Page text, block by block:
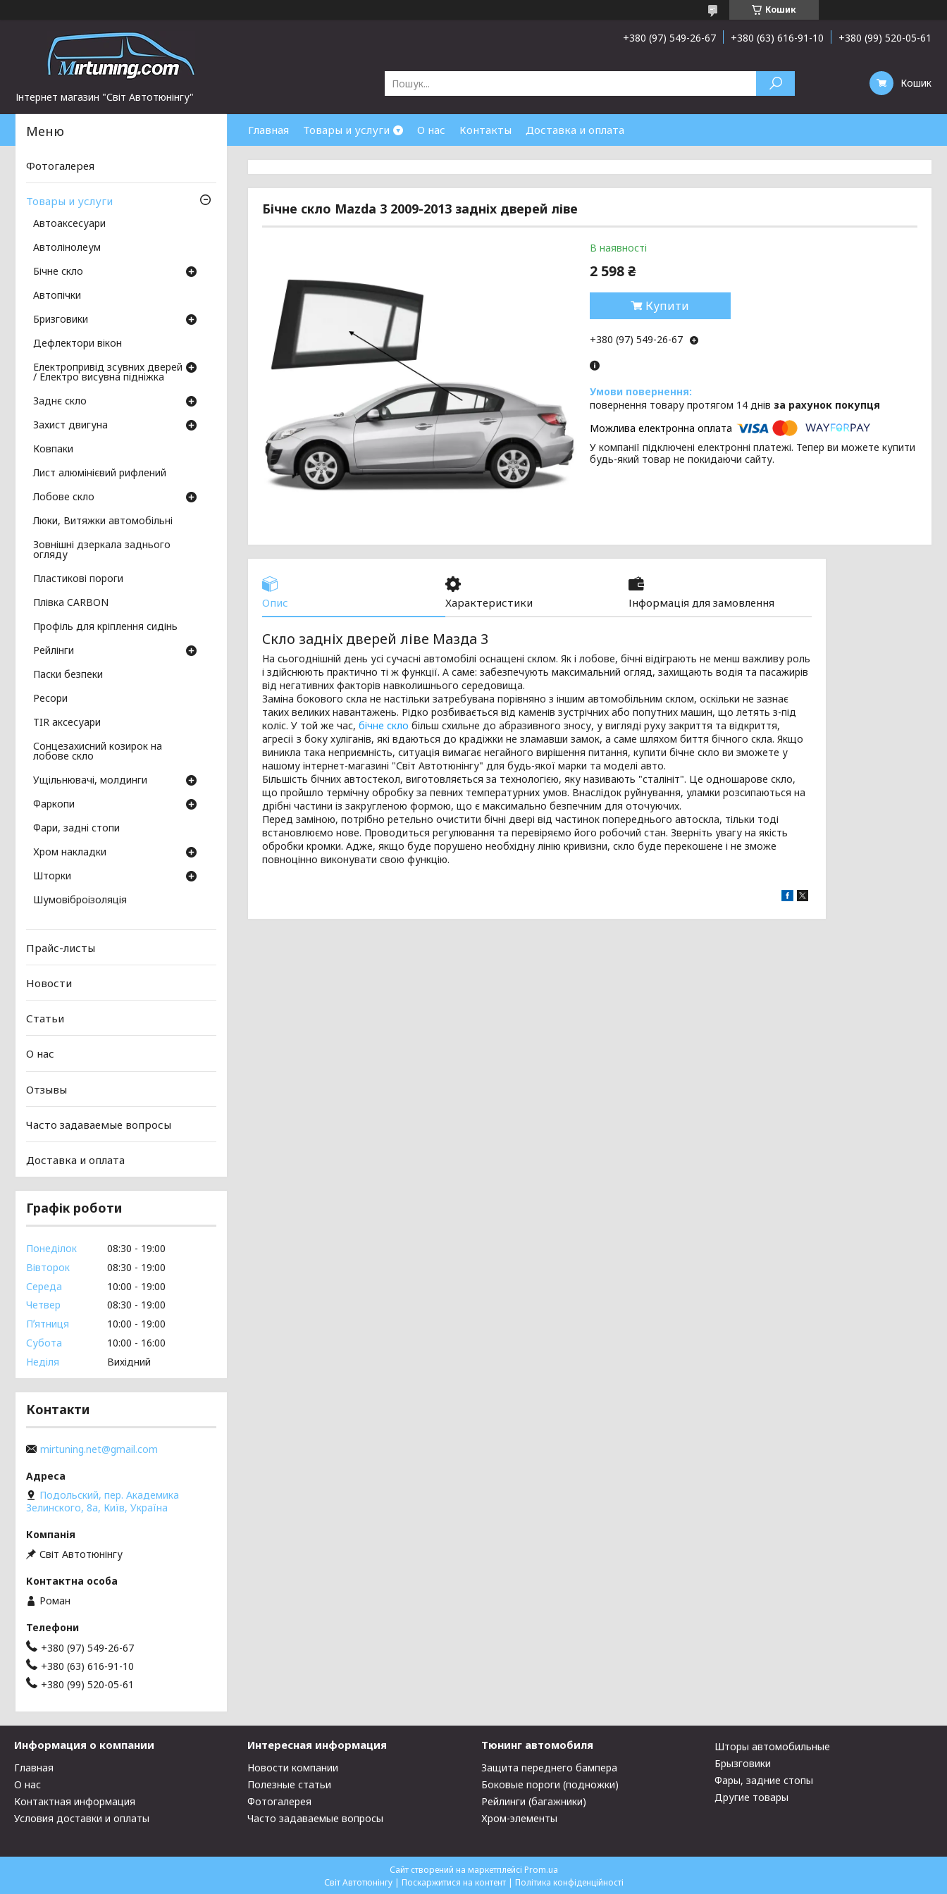
Кошик
Інтернет магазин "Світ Автотюнінгу"
+380 (97) 549-26-67 +380 (63) 616-91-10 +380 (99) 520-05-61
Кошик
Главная Товары и услуги О нас Контакты Доставка и оплата
Бічне скло Mazda 3 2009-2013 задніх дверей ліве
В наявності
2 598 ₴
Купити
+380 (97) 549-26-67
повернення товару протягом 14 днів за рахунок покупця
У компанії підключені електронні платежі. Тепер ви можете купити
будь-який товар не покидаючи сайту.
Опис Характеристики Інформація для замовлення
Скло задніх дверей ліве Мазда 3
На сьогоднішній день усі сучасні автомобілі оснащені склом. Як і лобове, бічні відіграють не менш важливу роль
і здійснюють практично ті ж функції. А саме: забезпечують максимальний огляд, захищають водія та пасажирів
від негативних факторів навколишнього середовища.
Заміна бокового скла не настільки затребувана порівняно з іншим автомобільним склом, оскільки не зазнає
таких великих навантажень. Рідко розбивається від каменів зустрічних або попутних машин, що летять з-під
коліс. У той же час, бічне скло більш схильне до абразивного зносу, у вигляді руху закриття та відкриття,
агресії з боку хуліганів, які вдаються до крадіжки не зламавши замок, а саме шляхом биття бічного скла. Якщо
виникла така неприємність, ситуація вимагає негайного вирішення питання, купити бічне скло ви зможете у
нашому інтернет-магазині "Світ Автотюнінгу" для будь-якої марки та моделі авто.
Більшість бічних автостекол, виготовляється за технологією, яку називають "сталініт". Це одношарове скло,
що пройшло термічну обробку за певних температурних умов. Внаслідок руйнування, уламки розсипаються на
дрібні частини із закругленою формою, що є максимально безпечним для оточуючих.
Перед заміною, потрібно ретельно очистити бічні двері від частинок попереднього автоскла, тільки тоді
встановлюємо нове. Проводиться регулювання та перевіряємо його робочий стан. Зверніть увагу на якість
обробки кромки. Адже, якщо буде порушено необхідну лінію кривизни, скло буде перекошене і не зможе
повноцінно виконувати свою функцію.
Фотогалерея
Товары и услуги
Автоаксесуари
Автолінолеум
Бічне скло
Автопічки
Бризговики
Дефлектори вікон
Електропривід зсувних дверей
/ Електро висувна підніжка
Заднє скло
Захист двигуна
Ковпаки
Лист алюмінієвий рифлений
Лобове скло
Люки, Витяжки автомобільні
Зовнішні дзеркала заднього
огляду
Пластикові пороги
Плівка CARBON
Профіль для кріплення сидінь
Рейлінги
Паски безпеки
Ресори
TIR аксесуари
Сонцезахисний козирок на
лобове скло
Ущільнювачі, молдинги
Фаркопи
Фари, задні стопи
Хром накладки
Шторки
Шумовіброізоляція
Прайс-листы
Новости
Статьи
О нас
Отзывы
Часто задаваемые вопросы
Доставка и оплата
Графік роботи
Понеділок 08:30
19:00
Вівторок
08:30
19:00
Середа
10:00
19:00
Четвер
08:30
19:00
Пʼятниця
10:00
19:00
Субота
10:00
16:00
Неділя
Вихідний
Контакти
mirtuning.net@gmail.com
Подольский, пер. Академика
Зелинского, 8а, Київ, Україна
Світ Автотюнінгу
Роман
+380 (97) 549-26-67
+380 (63) 616-91-10
+380 (99) 520-05-61
Информация о компании
Главная
О нас
Контактная информация
Условия доставки и оплаты
Интересная информация
Новости компании
Полезные статьи
Фотогалерея
Часто задаваемые вопросы
Тюнинг автомобиля
Защита переднего бампера
Боковые пороги (подножки)
Рейлинги (багажники)
Хром-элементы
Шторы автомобильные
Брызговики
Фары, задние стопы
Другие товары
Сайт створений на маркетплейсі Prom.ua
Світ Автотюнінгу | Поскаржитися на контент | Політика конфіденційності